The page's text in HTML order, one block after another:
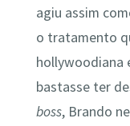
agiu assim
o tratamento
hollywoodiana
bastasse ter
boss, Brando